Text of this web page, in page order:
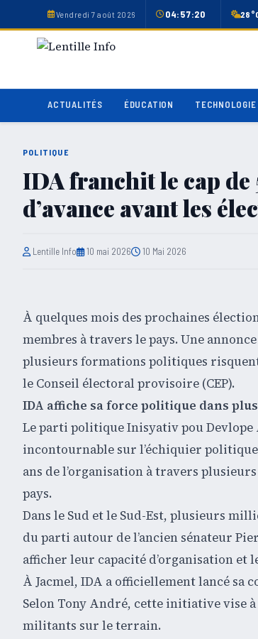
Vendredi 7 août 2026 04:57:20
ACTUALITÉS ÉDUCATION TECHNOLOGIE
POLITIQUE
IDA franchit le cap
d’avance avant les
Lentille Info 10 mai 2026 10 Mai 2026
À quelques mois des prochaines
membres à travers le pays. Une
plusieurs formations politiques
le Conseil électoral provisoire (CEP).
IDA affiche sa force politique dans
Le parti politique Inisyativ pou
incontournable sur l’échiquier
ans de l’organisation à travers
pays.
Dans le Sud et le Sud-Est, plusieurs
du parti autour de l’ancien sénateur
afficher leur capacité d’organisation
À Jacmel, IDA a officiellement lancé sa
Selon Tony André, cette initiative vise
militants sur le terrain.